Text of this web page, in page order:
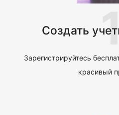
Создать
Зарегистрируйтесь
красивый